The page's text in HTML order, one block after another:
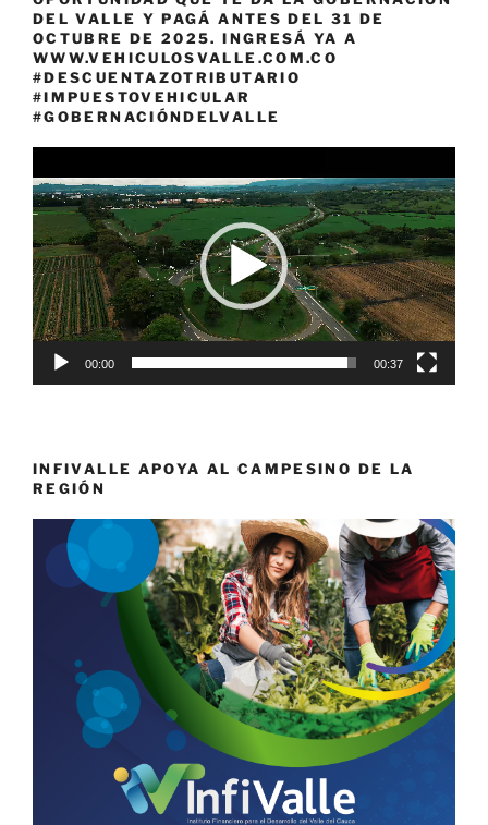
DEL VALLE Y PAGÁ ANTES DEL 31 DE
OCTUBRE DE 2025. INGRESÁ YA A
WWW.VEHICULOSVALLE.COM.CO
#DESCUENTAZOTRIBUTARIO
#IMPUESTOVEHICULAR
#GOBERNACIÓNDELVALLE
de
vídeo
00:00 00:37
INFIVALLE APOYA AL CAMPESINO DE LA
REGIÓN